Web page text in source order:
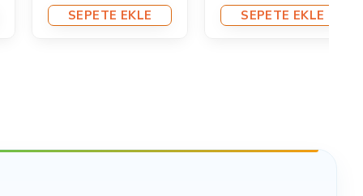
SEPETE EKLE SEPETE EKLE